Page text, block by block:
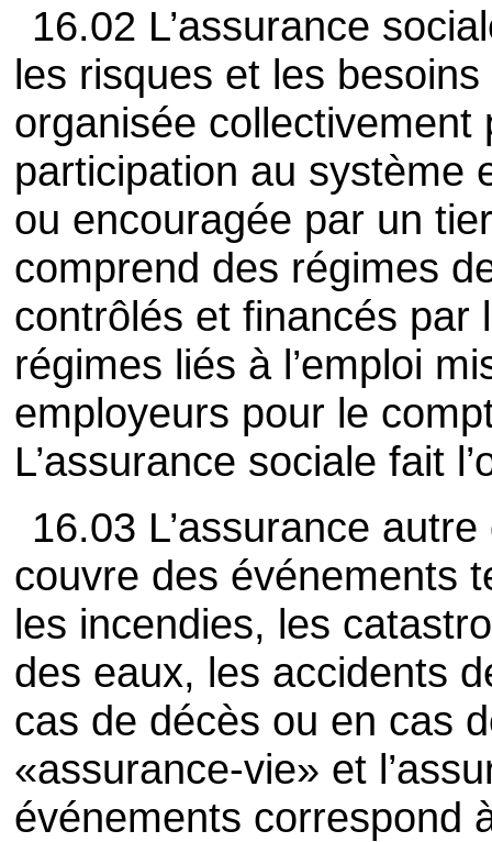
16.02 L’assurance
les risques et les
organisée
participation au système
ou encouragée par un
comprend des régimes
contrôlés et financés par
régimes liés à l’emploi
employeurs pour le
L’assurance sociale fait
16.03 L’assurance
couvre des événements
les incendies, les
des eaux, les accidents
cas de décès ou en cas
«assurance-vie» et
événements correspond